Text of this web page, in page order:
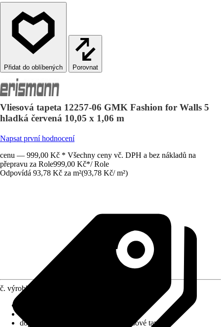
Porovnat
Vliesová tapeta 12257-06 GMK Fashion for Walls 5
hladká červená 10,05 x 1,06 m
Napsat první hodnocení
cenu — 999,00 Kč * Všechny ceny vč. DPH a bez nákladů na
přepravu za Role999,00 Kč*/ Role
Odpovídá 93,78 Kč za m²(93,78 Kč/ m²)
č. výrobku
doporučení k lepení
Lepidlo na vliesové tapety